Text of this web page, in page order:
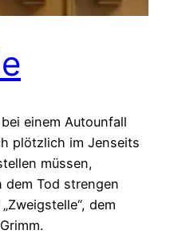
einem Autounfall
plötzlich im Jenseits
müssen,
dem Tod strengen
dem